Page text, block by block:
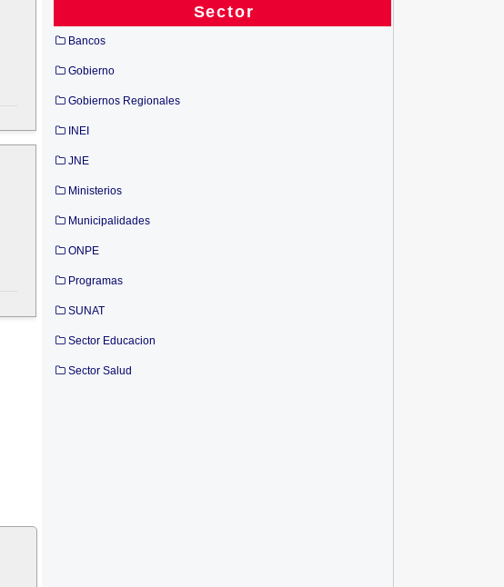
Sector
Bancos
Gobierno
Gobiernos Regionales
INEI
JNE
Ministerios
Municipalidades
ONPE
Programas
SUNAT
Sector Educacion
Sector Salud